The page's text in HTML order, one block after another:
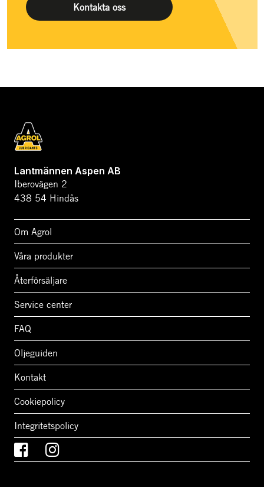
Kontakta oss
Lantmännen Aspen AB
Iberovägen 2
438 54 Hindås
Om Agrol
Våra produkter
Återförsäljare
Service center
FAQ
Oljeguiden
Kontakt
Cookiepolicy
Integritetspolicy
FacebookInstagram